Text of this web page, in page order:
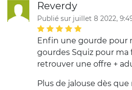
Reverdy
Publié sur juillet 8 2022,
Enfin une gourde pour
gourdes Squiz pour ma
retrouver une offre +
Plus de jalouse dès que